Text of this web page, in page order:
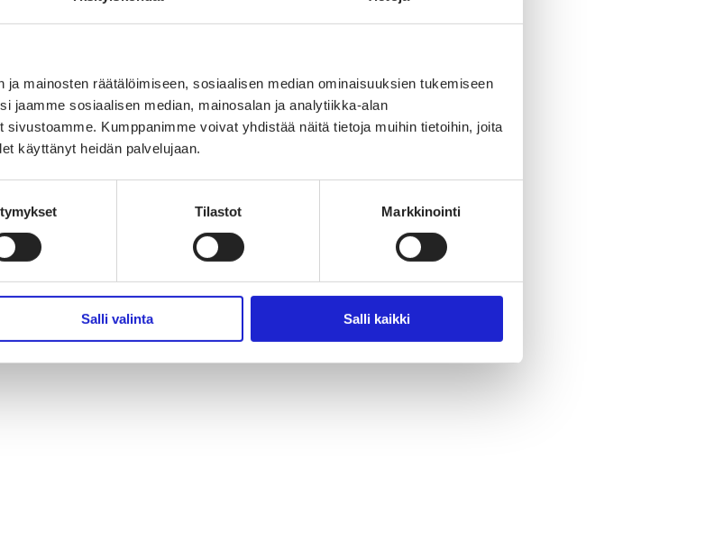
mainosten räätälöimiseen, sosiaalisen median ominaisuuksien tukemiseen
jaamme sosiaalisen median, mainosalan ja analytiikka-alan
Kumppanimme voivat yhdistää näitä tietoja muihin tietoihin, joita
käyttänyt heidän palvelujaan.
Tilastot Markkinointi
Salli valinta Salli kaikki